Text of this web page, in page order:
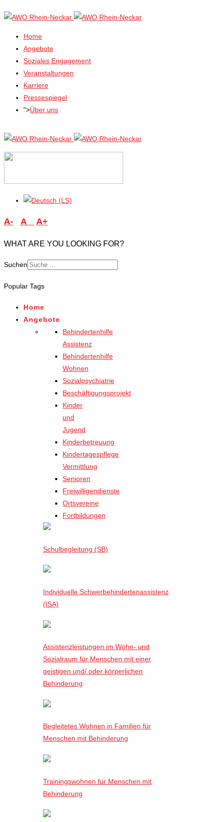
Home
Angebote
Soziales Engagement
Veranstaltungen
Karriere
Pressespiegel
">Über uns
A- A A+
WHAT ARE YOU LOOKING FOR?
Suchen
Popular Tags
Home
Angebote
Behindertenhilfe
Assistenz
Behindertenhilfe
Wohnen
Sozialpsychiatrie
Beschäftigungsprojekt
Kinder
und
Jugend
Kinderbetreuung
Kindertagespflege
Vermittlung
Senioren
Freiwilligendienste
Ortsvereine
Fortbildungen
Schulbegleitung (SB)
Individuelle Schwerbehindertenassistenz
(ISA)
Assistenzleistungen im Wohn- und
Sozialraum für Menschen mit einer
geistigen und/ oder körperlichen
Behinderung
Begleitetes Wohnen in Familien für
Menschen mit Behinderung
Trainingswohnen für Menschen mit
Behinderung